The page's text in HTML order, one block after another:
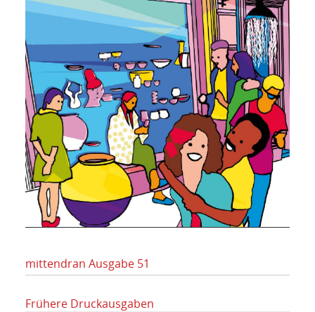
mittendran Ausgabe 51
Frühere Druckausgaben